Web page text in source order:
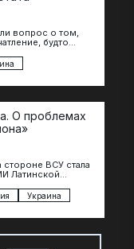
вопрос о том,
будто
О проблемах
ВСУ стала
Латинской
Украина